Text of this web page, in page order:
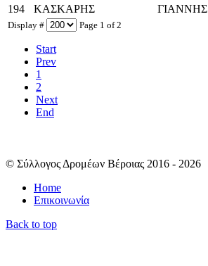
Display # Page 1 of 2
Start
Prev
1
2
Next
End
194
ΚΑΣΚΑΡΗΣ ΓΙΑΝΝΗΣ
© Σύλλογος Δρομέων Βέροιας 2016 - 2026
Home
Επικοινωνία
Back to top